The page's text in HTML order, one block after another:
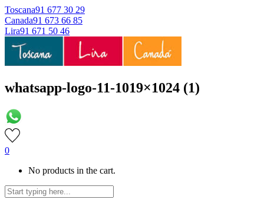
Toscana91 677 30 29
Canada91 673 66 85
Lira91 671 50 46
whatsapp-logo-11-1019×1024 (1)
0
No products in the cart.